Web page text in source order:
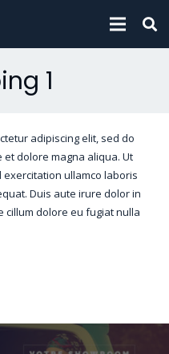
1
adipiscing elit, sed do
dolore magna aliqua. Ut
ullamco laboris
Duis aute irure dolor in
dolore eu fugiat nulla